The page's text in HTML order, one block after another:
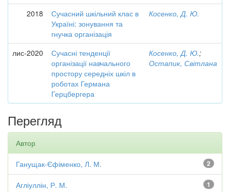
2018
Сучасний шкільний клас в
Україні: зонування та
гнучка організація
Косенко, Д. Ю.
лис-2020
Сучасні тенденції
організації навчального
простору середніх шкіл в
роботах Германа
Герцбергера
Косенко, Д. Ю.;
Остапик, Світлана
Перегляд
Автор
2
Ганущак-Єфіменко, Л. М.
1
Агліуллін, Р. М.